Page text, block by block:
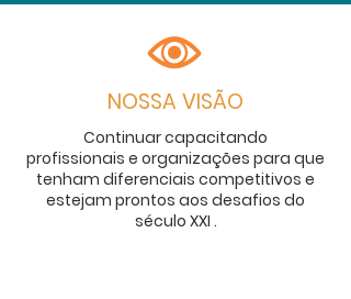
NOSSA VISÃO
Continuar capacitando
profissionais e organizações para que
tenham diferenciais competitivos e
estejam prontos aos desafios do
século XXI .